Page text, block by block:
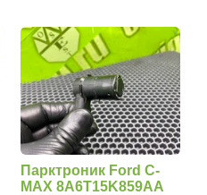
Парктроник Ford C-
MAX 8A6T15K859AA